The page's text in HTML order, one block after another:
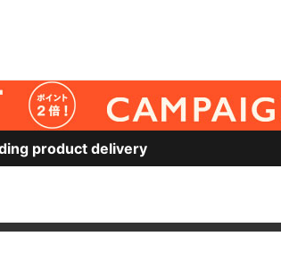
product delivery